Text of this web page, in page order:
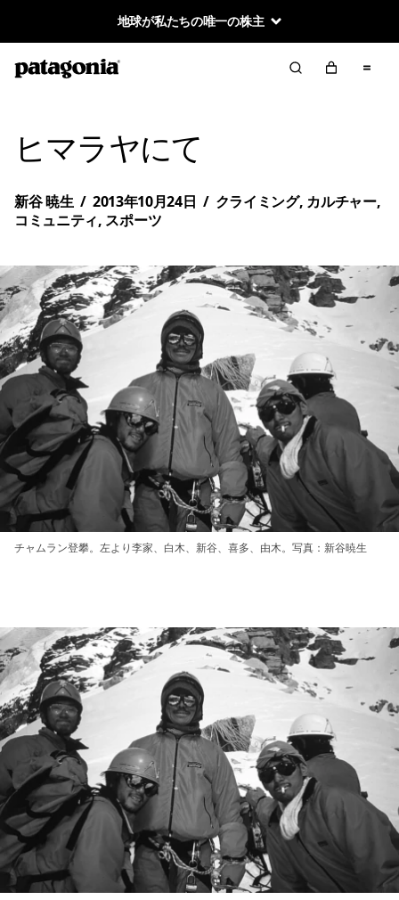
地球が私たちの唯一の株主
ヒマラヤにて
新谷 暁生 / 2013年10月24日 / クライミング, カルチャー,
コミュニティ, スポーツ
チャムラン登攀。左より李家、白木、新谷、喜多、由木。写真：新谷暁生